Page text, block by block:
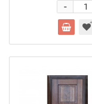
-